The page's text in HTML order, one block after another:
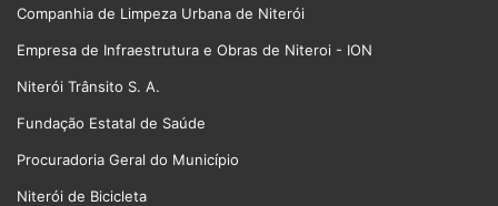
Companhia de Limpeza Urbana de Niterói
Empresa de Infraestrutura e Obras de Niteroi - ION
Niterói Trânsito S. A.
Fundação Estatal de Saúde
Procuradoria Geral do Município
Niterói de Bicicleta